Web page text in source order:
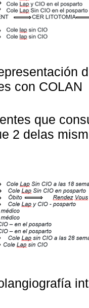
con COLAN
que
2 delas